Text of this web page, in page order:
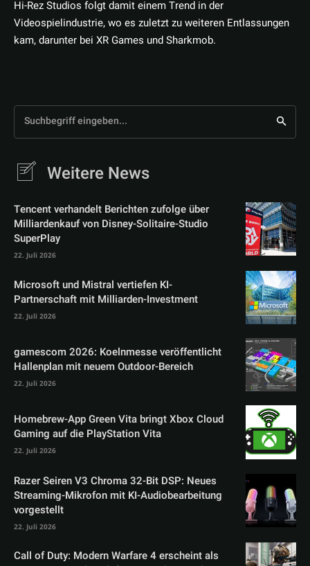
Hi-Rez Studios folgt damit einem Trend in der
Videospielindustrie, wo es zuletzt zu weiteren Entlassungen
kam, darunter bei XR Games und Sharkmob.
Suchbegriff eingeben...
Weitere News
Tencent verhandelt Berichten zufolge über
Milliardenkauf von Disney-Solitaire-Studio
SuperPlay
22. Juli 2026
Microsoft und Mistral vertiefen KI-
Partnerschaft mit Milliarden-Investment
22. Juli 2026
gamescom 2026: Koelnmesse veröffentlicht
Hallenplan mit neuem Outdoor-Bereich
22. Juli 2026
Homebrew-App Green Vita bringt Xbox Cloud
Gaming auf die PlayStation Vita
22. Juli 2026
Razer Seiren V3 Chroma 32-Bit DSP: Neues
Streaming-Mikrofon mit KI-Audiobearbeitung
vorgestellt
22. Juli 2026
Call of Duty: Modern Warfare 4 erscheint als